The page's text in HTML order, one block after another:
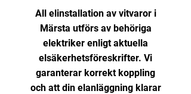
All elinstallation av vitvaror i
Märsta utförs av behöriga
elektriker enligt aktuella
elsäkerhetsföreskrifter. Vi
garanterar korrekt koppling
och att din elanläggning klarar